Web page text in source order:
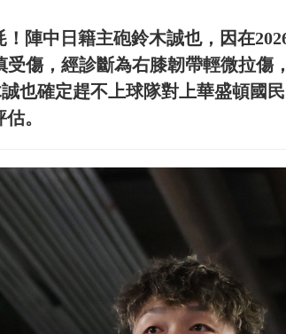
陣中日籍主砲鈴木誠也，因在
受傷，經診斷為右膝韌帶輕微拉傷
也確定趕不上球隊對上華盛頓國
。